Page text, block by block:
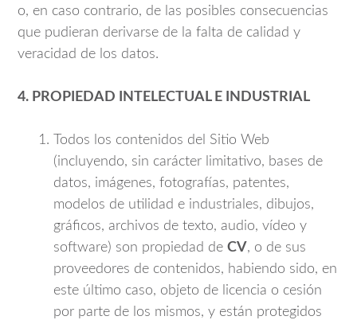
o, en caso contrario, de las posibles consecuencias
que pudieran derivarse de la falta de calidad y
veracidad de los datos.
4. PROPIEDAD INTELECTUAL E INDUSTRIAL
Todos los contenidos del Sitio Web
(incluyendo, sin carácter limitativo, bases de
datos, imágenes, fotografías, patentes,
modelos de utilidad e industriales, dibujos,
gráficos, archivos de texto, audio, vídeo y
software) son propiedad de CV, o de sus
proveedores de contenidos, habiendo sido, en
este último caso, objeto de licencia o cesión
por parte de los mismos, y están protegidos